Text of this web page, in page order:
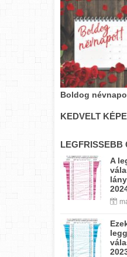
Boldog
KEDVELT
LEGFRISSEBB
A